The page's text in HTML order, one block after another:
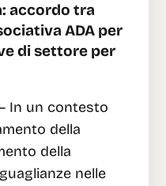
accordo tra
ADA per
di settore per
In un contesto
della
della
nelle